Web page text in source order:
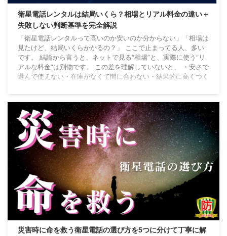
衛星電話レンタルは結局いくら？相場とリアル料金の違い＋
失敗しない判断基準を完全解説
「衛星電話レンタルって高いのか安いのか分からない」「相場は
見たけど、結局いくらかかるの？」 ここで止まってる人、多い
です。 結論から言うと、ネットで見る“相場”と、実際に使う“リ
アルな料金”は別物です。 この差を理解していないと、 ・安さで
選んで使えない・在庫がなくて間に合わない・結果的に高くつく
この記事を読めば、自分が“レンタルすべきかどうか”がその場で
判断できます。 ① 結論｜レンタ ...
災害時に命を救う衛星電話の選び方を5つに分けて丁寧に解